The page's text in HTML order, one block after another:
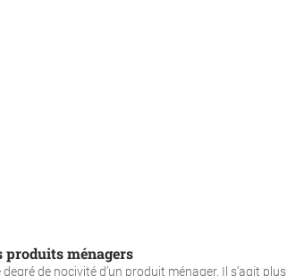
produits ménagers
de nocivité d’un produit ménager. Il s’agit plus